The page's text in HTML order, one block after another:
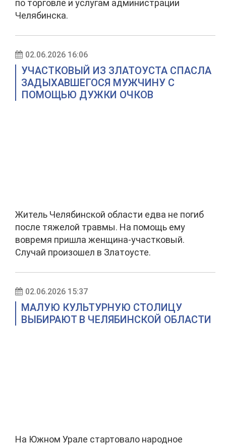
по торговле и услугам администрации
Челябинска.
02.06.2026 16:06
УЧАСТКОВЫЙ ИЗ ЗЛАТОУСТА СПАСЛА
ЗАДЫХАВШЕГОСЯ МУЖЧИНУ С
ПОМОЩЬЮ ДУЖКИ ОЧКОВ
Житель Челябинской области едва не погиб
после тяжелой травмы. На помощь ему
вовремя пришла женщина-участковый.
Случай произошел в Златоусте.
02.06.2026 15:37
МАЛУЮ КУЛЬТУРНУЮ СТОЛИЦУ
ВЫБИРАЮТ В ЧЕЛЯБИНСКОЙ ОБЛАСТИ
На Южном Урале стартовало народное